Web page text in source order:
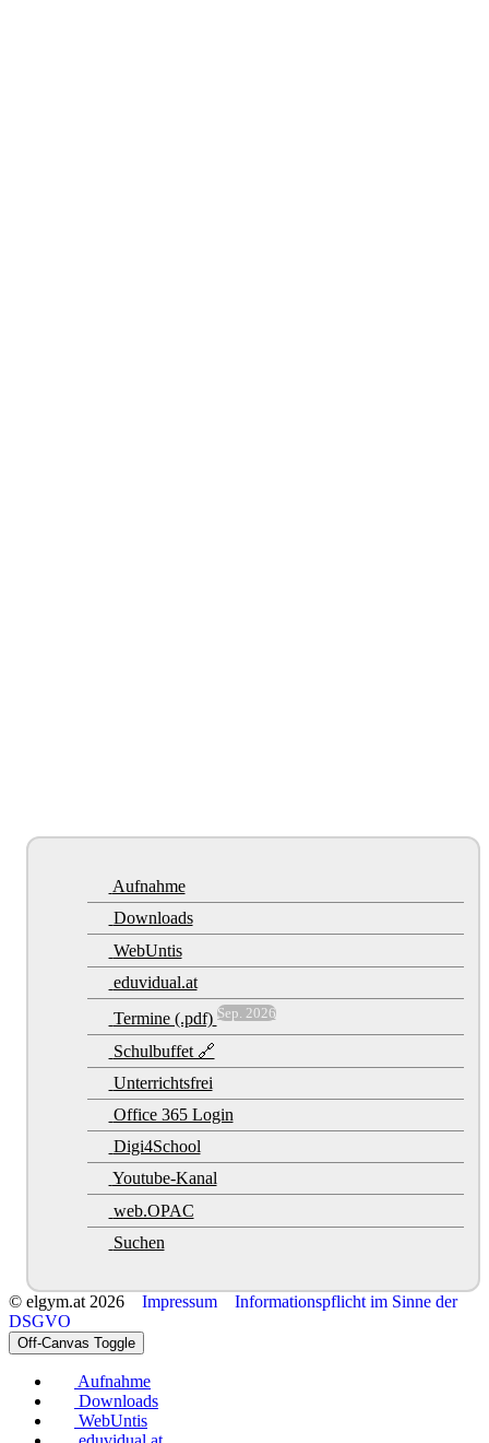
Aufnahme
Downloads
WebUntis
eduvidual.at
Termine (.pdf) Sep. 2026
Schulbuffet 🔗
Unterrichtsfrei
Office 365 Login
Digi4School
Youtube-Kanal
web.OPAC
Suchen
© elgym.at 2026 Impressum
Informationspflicht im Sinne der
DSGVO
Off-Canvas Toggle
Aufnahme
Downloads
WebUntis